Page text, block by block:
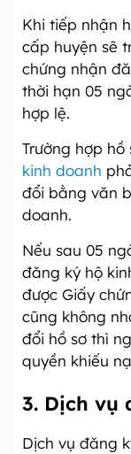
Khi tiếp nhận
cấp huyện sẽ
chứng nhận
thời hạn 05
hợp lệ.
Trường hợp
kinh doanh
đổi bằng văn
doanh.
Nếu sau 05
đăng ký hộ
được Giấy
cũng không
đổi hồ sơ thì
quyền khiếu
3. Dịch vụ
Dịch vụ đăng